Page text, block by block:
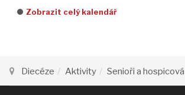
Zobrazit celý kalendář
Diecéze Aktivity Senioři a